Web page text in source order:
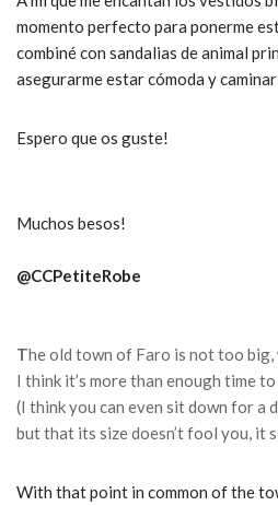
momento perfecto para ponerme
combiné con sandalias de animal
asegurarme estar cómoda y
Espero que os guste!
Muchos besos!
@CCPetiteRobe
The old town of Faro is not too
I think it’s more than enough time
(I think you can even sit down for a
but that its size doesn’t fool you, it
With that point in common of the